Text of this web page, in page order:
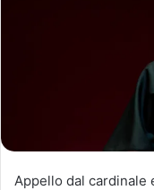
Appello dal